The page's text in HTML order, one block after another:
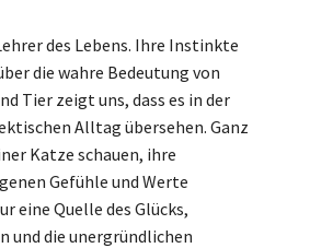
des Lebens. Ihre Instinkte
die wahre Bedeutung von
Tier zeigt uns, dass es in der
Alltag übersehen. Ganz
Katze schauen, ihre
Gefühle und Werte
eine Quelle des Glücks,
und die unergründlichen